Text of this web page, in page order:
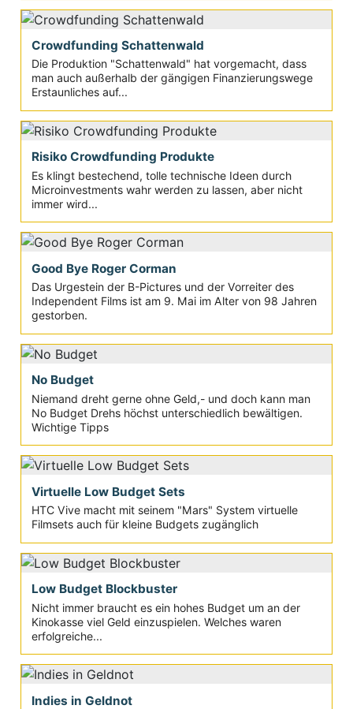
Crowdfunding Schattenwald
Die Produktion "Schattenwald" hat vorgemacht, dass
man auch außerhalb der gängigen Finanzierungswege
Erstaunliches auf...
Risiko Crowdfunding Produkte
Es klingt bestechend, tolle technische Ideen durch
Microinvestments wahr werden zu lassen, aber nicht
immer wird...
Good Bye Roger Corman
Das Urgestein der B-Pictures und der Vorreiter des
Independent Films ist am 9. Mai im Alter von 98 Jahren
gestorben.
No Budget
Niemand dreht gerne ohne Geld,- und doch kann man
No Budget Drehs höchst unterschiedlich bewältigen.
Wichtige Tipps
Virtuelle Low Budget Sets
HTC Vive macht mit seinem "Mars" System virtuelle
Filmsets auch für kleine Budgets zugänglich
Low Budget Blockbuster
Nicht immer braucht es ein hohes Budget um an der
Kinokasse viel Geld einzuspielen. Welches waren
erfolgreiche...
Indies in Geldnot